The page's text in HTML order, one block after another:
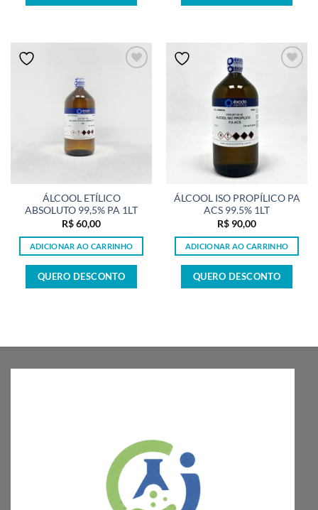
ÁLCOOL ETÍLICO
ABSOLUTO 99,5% PA 1LT
R$60,00
ADICIONAR AO CARRINHO
QUERO DESCONTO
ÁLCOOL ISO PROPÍLICO PA
ACS 99.5% 1LT
R$ 90,00
ADICIONAR AO CARRINHO
QUERO DESCONTO